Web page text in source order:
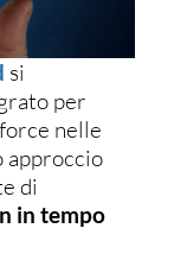
si
per
nelle
approccio
di
in tempo